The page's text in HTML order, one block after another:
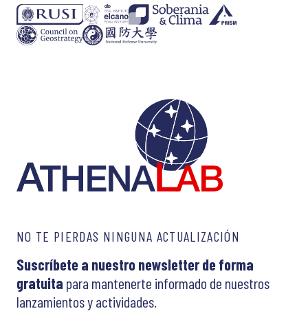
NO TE PIERDAS NINGUNA ACTUALIZACIÓN
Suscríbete a nuestro newsletter de forma
gratuita para mantenerte informado de nuestros
lanzamientos y actividades.